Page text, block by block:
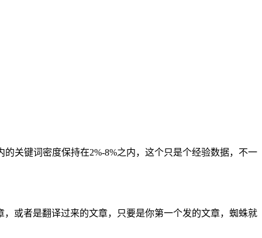
关键词密度保持在2%-8%之内，这个只是个经验数据，不一
或者是翻译过来的文章，只要是你第一个发的文章，蜘蛛就